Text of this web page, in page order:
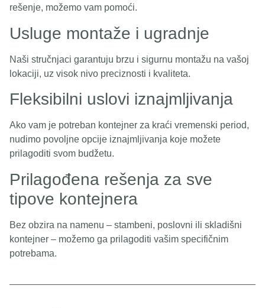
rešenje, možemo vam pomoći.
Usluge montaže i ugradnje
Naši stručnjaci garantuju brzu i sigurnu montažu na vašoj
lokaciji, uz visok nivo preciznosti i kvaliteta.
Fleksibilni uslovi iznajmljivanja
Ako vam je potreban kontejner za kraći vremenski period,
nudimo povoljne opcije iznajmljivanja koje možete
prilagoditi svom budžetu.
Prilagođena rešenja za sve
tipove kontejnera
Bez obzira na namenu – stambeni, poslovni ili skladišni
kontejner – možemo ga prilagoditi vašim specifičnim
potrebama.